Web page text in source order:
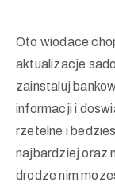
Oto wiodace
aktualizacje
zainstaluj
informacji i
rzetelne i
najbardziej oraz
drodze nim